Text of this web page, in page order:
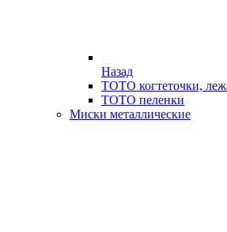
Назад
ТОТО когтеточки,
ТОТО пеленки
Миски металлические